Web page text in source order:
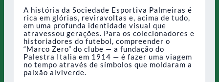
A história da Sociedade Esportiva Palmeiras é
rica em glórias, reviravoltas e, acima de tudo,
em uma profunda identidade visual que
atravessou gerações. Para os colecionadores e
historiadores do futebol, compreender o
“Marco Zero” do clube — a fundação do
Palestra Italia em 1914 — é fazer uma viagem
no tempo através de símbolos que moldaram a
paixão alviverde.